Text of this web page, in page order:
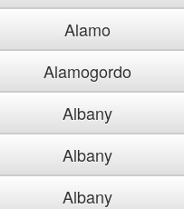
Alamo
Alamogordo
Albany
Albany
Albany